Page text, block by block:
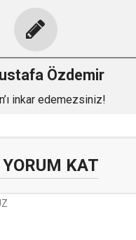
Özdemir
inkar edemezsiniz!
YORUM KAT